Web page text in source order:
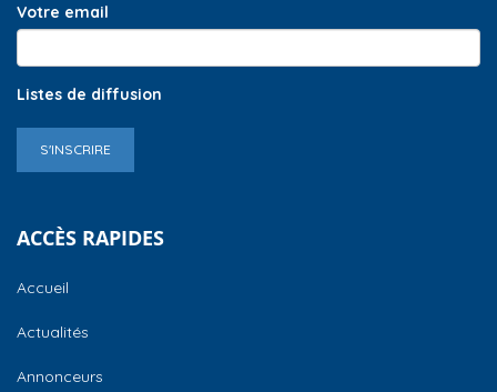
Votre email
Listes de diffusion
S'INSCRIRE
ACCÈS RAPIDES
Accueil
Actualités
Annonceurs